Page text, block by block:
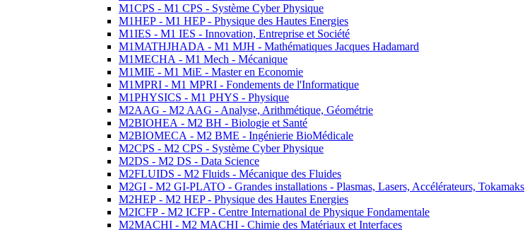
M1CPS - M1 CPS - Système Cyber Physique
M1HEP - M1 HEP - Physique des Hautes Energies
M1IES - M1 IES - Innovation, Entreprise et Société
M1MATHJHADA - M1 MJH - Mathématiques Jacques Hadamard
M1MECHA - M1 Mech - Mécanique
M1MIE - M1 MiE - Master en Economie
M1MPRI - M1 MPRI - Fondements de l'Informatique
M1PHYSICS - M1 PHYS - Physique
M2AAG - M2 AAG - Analyse, Arithmétique, Géométrie
M2BIOHEA - M2 BH - Biologie et Santé
M2BIOMECA - M2 BME - Ingénierie BioMédicale
M2CPS - M2 CPS - Système Cyber Physique
M2DS - M2 DS - Data Science
M2FLUIDS - M2 Fluids - Mécanique des Fluides
M2GI - M2 GI-PLATO - Grandes installations - Plasmas, Lasers, Accélérateurs, Tokamaks
M2HEP - M2 HEP - Physique des Hautes Energies
M2ICFP - M2 ICFP - Centre International de Physique Fondamentale
M2MACHI - M2 MACHI - Chimie des Matériaux et Interfaces